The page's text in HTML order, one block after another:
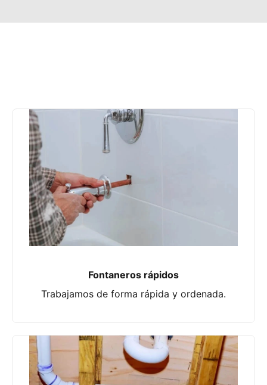
Fontaneros rápidos
Trabajamos de forma rápida y ordenada.